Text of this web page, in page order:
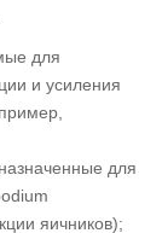
для
и усиления
для
яичников);